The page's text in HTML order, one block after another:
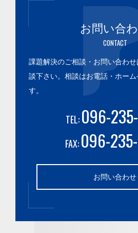
お問い合
CONTACT
課題解決のご相談・お問い合わ
談下さい。 相談はお電話・ホー
す。
TEL:096-
FAX:096-
お問い合わせ